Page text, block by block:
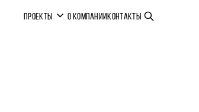
ПРОЕКТЫ О КОМПАНИИКОНТАКТЫ